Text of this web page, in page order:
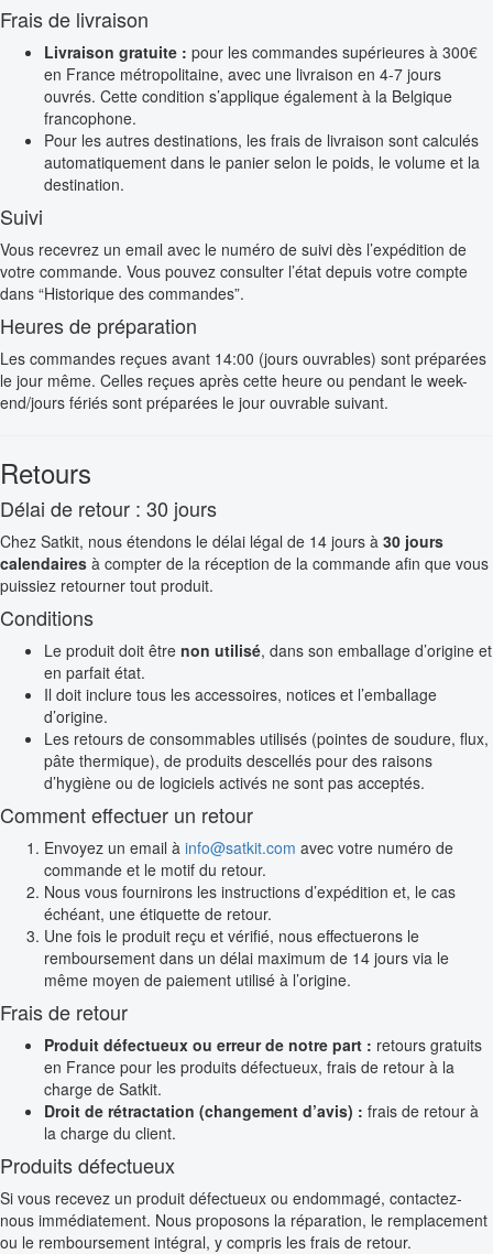
Frais de livraison
Livraison gratuite : pour les commandes supérieures à 300€
en France métropolitaine, avec une livraison en 4-7 jours
ouvrés. Cette condition s’applique également à la Belgique
francophone.
Pour les autres destinations, les frais de livraison sont calculés
automatiquement dans le panier selon le poids, le volume et la
destination.
Suivi
Vous recevrez un email avec le numéro de suivi dès l’expédition de
votre commande. Vous pouvez consulter l’état depuis votre compte
dans “Historique des commandes”.
Heures de préparation
Les commandes reçues avant 14:00 (jours ouvrables) sont préparées
le jour même. Celles reçues après cette heure ou pendant le week-
end/jours fériés sont préparées le jour ouvrable suivant.
Retours
Délai de retour : 30 jours
Chez Satkit, nous étendons le délai légal de 14 jours à 30 jours
calendaires à compter de la réception de la commande afin que vous
puissiez retourner tout produit.
Conditions
Le produit doit être non utilisé, dans son emballage d’origine et
en parfait état.
Il doit inclure tous les accessoires, notices et l’emballage
d’origine.
Les retours de consommables utilisés (pointes de soudure, flux,
pâte thermique), de produits descellés pour des raisons
d’hygiène ou de logiciels activés ne sont pas acceptés.
Comment effectuer un retour
Envoyez un email à info@satkit.com avec votre numéro de
commande et le motif du retour.
Nous vous fournirons les instructions d’expédition et, le cas
échéant, une étiquette de retour.
Une fois le produit reçu et vérifié, nous effectuerons le
remboursement dans un délai maximum de 14 jours via le
même moyen de paiement utilisé à l’origine.
Frais de retour
Produit défectueux ou erreur de notre part : retours gratuits
en France pour les produits défectueux, frais de retour à la
charge de Satkit.
Droit de rétractation (changement d’avis) : frais de retour à
la charge du client.
Produits défectueux
Si vous recevez un produit défectueux ou endommagé, contactez-
nous immédiatement. Nous proposons la réparation, le remplacement
ou le remboursement intégral, y compris les frais de retour.